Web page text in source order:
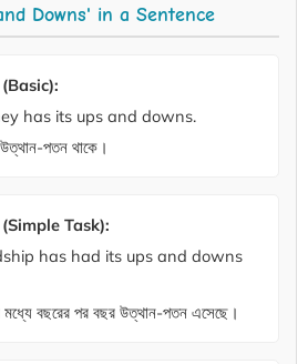
Downs' in a Sentence
has its ups and downs.
উত্থান-পতন থাকে।
Task):
has had its ups and downs
মধ্যে বছরের পর বছর উত্থান-পতন এসেছে।